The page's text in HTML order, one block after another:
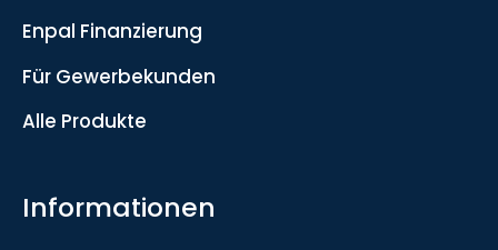
Enpal Finanzierung
Für Gewerbekunden
Alle Produkte
Informationen